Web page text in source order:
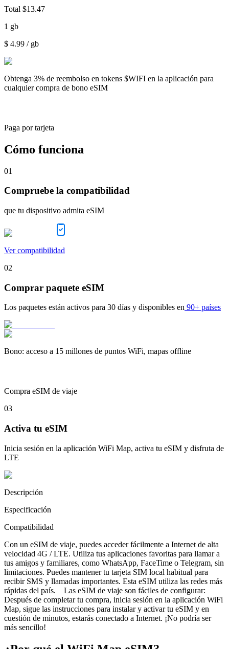
Total $13.47
1 gb
$ 4.99 / gb
Obtenga 3% de reembolso en tokens $WIFI en la aplicación para
cualquier compra de bono eSIM
Paga por tarjeta
Cómo funciona
01
Compruebe la compatibilidad
que tu dispositivo admita eSIM
Ver compatibilidad
02
Comprar paquete eSIM
Los paquetes están activos para 30 días y disponibles en 90+ países
Bono: acceso a 15 millones de puntos WiFi, mapas offline
Compra eSIM de viaje
03
Activa tu eSIM
Inicia sesión en la aplicación WiFi Map, activa tu eSIM y disfruta de
LTE
Descripción
Especificación
Compatibilidad
Con un eSIM de viaje, puedes acceder fácilmente a Internet de alta
velocidad 4G / LTE. Utiliza tus aplicaciones favoritas para llamar a
tus amigos y familiares, como WhatsApp, FaceTime o Telegram, sin
limitaciones. Puedes mantener tu tarjeta SIM local habitual para
recibir SMS y llamadas importantes. Esta eSIM utiliza las redes más
rápidas del país. Las eSIM de viaje son fáciles de configurar:
Después de completar tu compra, inicia sesión en la aplicación WiFi
Map, sigue las instrucciones para instalar y activar tu eSIM y en
cuestión de minutos, estarás conectado a Internet. ¡No podría ser
más sencillo!